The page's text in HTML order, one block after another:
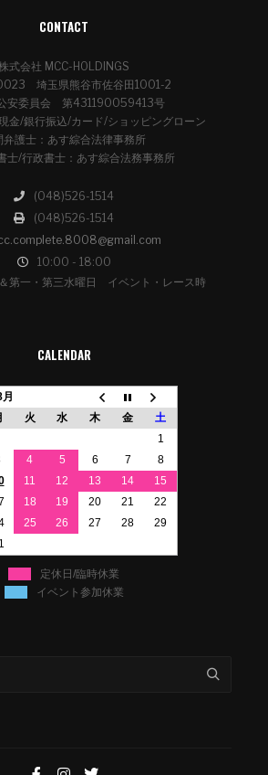
CONTACT
式会社 MCC-HOLDINGS
埼玉県熊谷市佐谷田1001-2
安委員会 第431190059413号
金/銀行振込/カード/ショッピングローン
弁護士：あす綜合法律事務所
士/行政書士：あす綜合法務事務所
(048)526-1514
(048)526-1514
10:00 - 18:00
第一・第三水曜日 イベント・レース時
CALENDAR
火 水 木 金
土
1
4 5 6 7
8
11 12 13 14
15
18 19 20 21
22
25 26 27 28
29
定休日/臨時休業
イベント参加休業